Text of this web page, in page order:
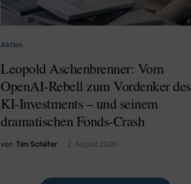
Aktien
Leopold Aschenbrenner: Vom
OpenAI-Rebell zum Vordenker des
KI-Investments – und seinem
dramatischen Fonds-Crash
von Tim Schäfer 2. August 2026